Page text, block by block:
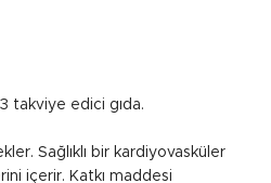
takviye edici gıda.
Sağlıklı bir kardiyovasküler
içerir. Katkı maddesi